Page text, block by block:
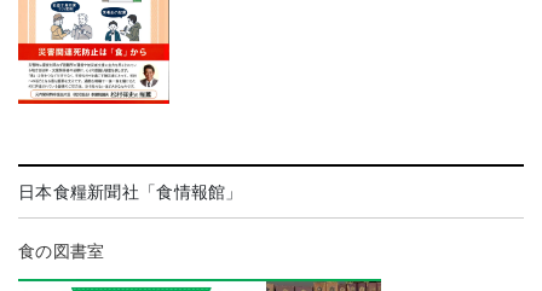
日本食糧新聞社「食情報館」
食の図書室